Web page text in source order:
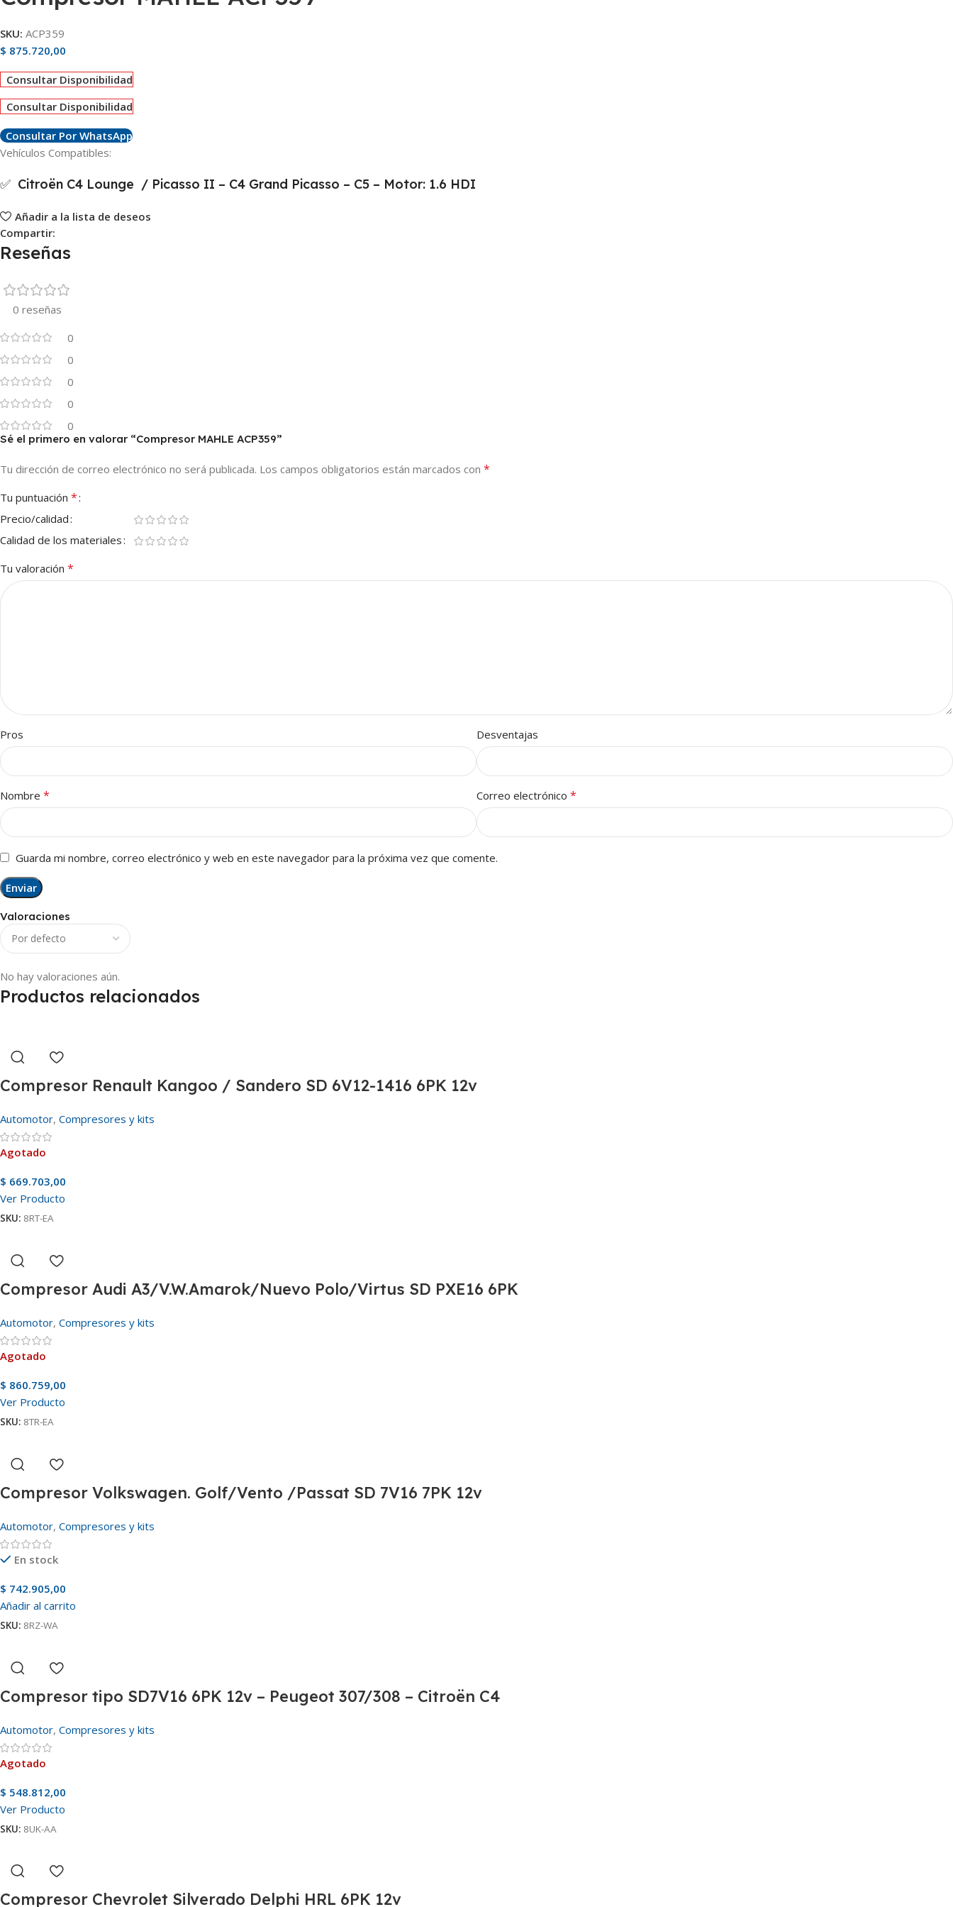
SKU: ACP359
$ 875.720,00
Consultar Disponibilidad
Consultar Disponibilidad
Consultar Por WhatsApp
Vehículos Compatibles:
✅ Citroën C4 Lounge / Picasso II – C4 Grand Picasso – C5 – Motor: 1.6 HDI
Añadir a la lista de deseos
Compartir:
Reseñas
0 reseñas
0
0
0
0
0
Valoraciones
No hay valoraciones aún.
Sé el primero en valorar “Compresor MAHLE ACP359”
Tu dirección de correo electrónico no será publicada. Los campos obligatorios están marcados con *
Tu puntuación *
Precio/calidad
Calidad de los materiales
Tu valoración *
Pros Desventajas
Nombre * Correo electrónico *
Guarda mi nombre, correo electrónico y web en este navegador para la próxima vez que comente.
Productos relacionados
Compresor Renault Kangoo / Sandero SD 6V12-1416 6PK 12v
Automotor, Compresores y kits
Agotado
$ 669.703,00
Ver Producto
SKU: 8RT-EA
Compresor Audi A3/V.W.Amarok/Nuevo Polo/Virtus SD PXE16 6PK
Automotor, Compresores y kits
Agotado
$ 860.759,00
Ver Producto
SKU: 8TR-EA
Compresor Volkswagen. Golf/Vento /Passat SD 7V16 7PK 12v
Automotor, Compresores y kits
En stock
$ 742.905,00
Añadir al carrito
SKU: 8RZ-WA
Compresor tipo SD7V16 6PK 12v – Peugeot 307/308 – Citroën C4
Automotor, Compresores y kits
Agotado
$ 548.812,00
Ver Producto
SKU: 8UK-AA
Compresor Chevrolet Silverado Delphi HRL 6PK 12v